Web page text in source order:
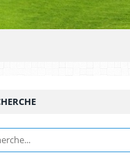
,FILMS